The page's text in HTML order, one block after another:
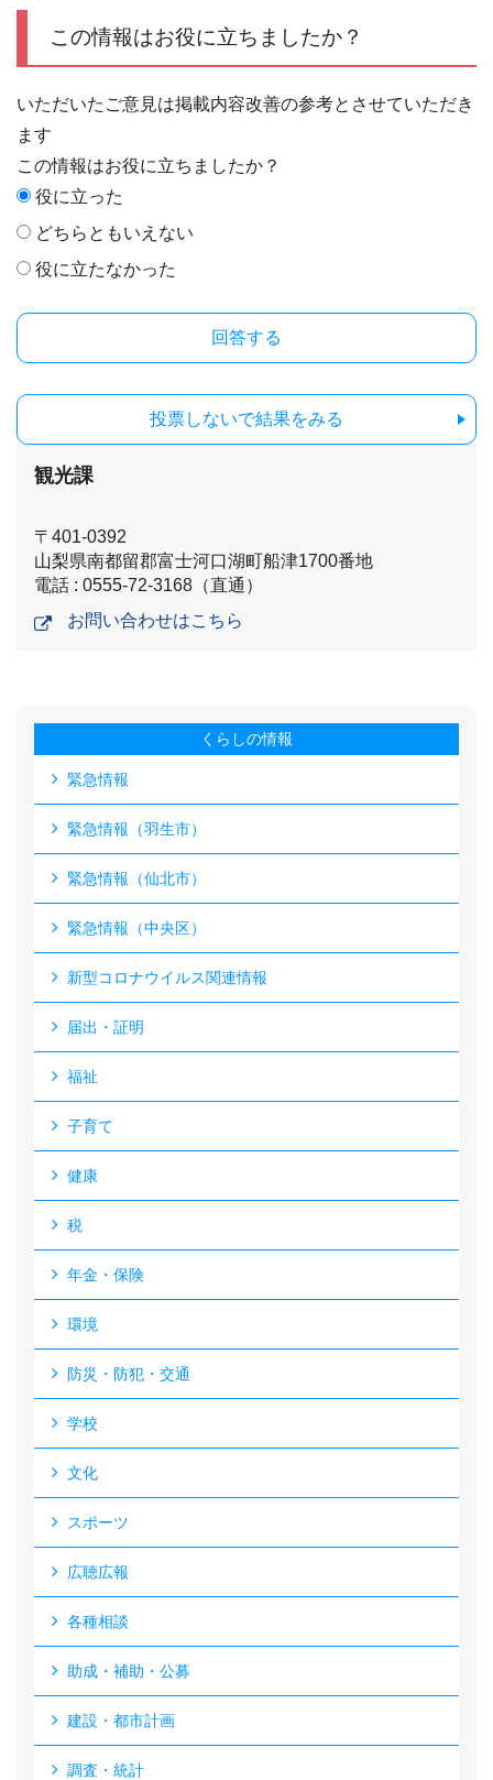
この情報はお役に立ちましたか？
いただいたご意見は掲載内容改善の参考とさせていただき
ます
この情報はお役に立ちましたか？
役に立った
どちらともいえない
役に立たなかった
投票しないで結果をみる
観光課
〒401-0392
山梨県南都留郡富士河口湖町船津1700番地
電話 : 0555-72-3168（直通）
お問い合わせはこちら
くらしの情報
緊急情報
緊急情報（羽生市）
緊急情報（仙北市）
緊急情報（中央区）
新型コロナウイルス関連情報
届出・証明
福祉
子育て
健康
税
年金・保険
環境
防災・防犯・交通
学校
文化
スポーツ
広聴広報
各種相談
助成・補助・公募
建設・都市計画
調査・統計